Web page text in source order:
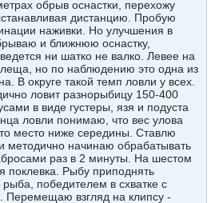
обрыв оснастки, перехожу
дистанцию. Пробую
наживки. Но улучшения в
и ближнюю оснастку,
ни шатко не валко. Левее на
леща, но по наблюдению это одна из
В округе такой темп ловли у всех.
ловит разнорыбицу 150-400
в виде густеры, язя и подуста
ловли понимаю, что вес улова
место ниже середины. Ставлю
методично начинаю обрабатывать
раз в 2 минуты. На шестом
поклевка. Рыбу приподнять
победителем в схватке с
Перемещаю взгляд на клипсу -